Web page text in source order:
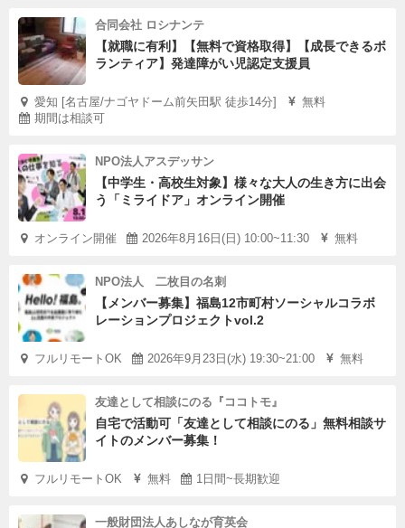
合同会社 ロシナンテ
【就職に有利】【無料で資格取得】【成長できるボ
ランティア】発達障がい児認定支援員
愛知 [名古屋/ナゴヤドーム前矢田駅 徒歩14分]
無料
期間は相談可
NPO法人アスデッサン
【中学生・高校生対象】様々な大人の生き方に出会
う「ミライドア」オンライン開催
オンライン開催 2026年8月16日(日) 10:00~11:30 無料
NPO法人 二枚目の名刺
【メンバー募集】福島12市町村ソーシャルコラボ
レーションプロジェクトvol.2
フルリモートOK 2026年9月23日(水) 19:30~21:00 無料
友達として相談にのる『ココトモ』
自宅で活動可「友達として相談にのる」無料相談サ
イトのメンバー募集！
フルリモートOK 無料 1日間~長期歓迎
一般財団法人あしなが育英会